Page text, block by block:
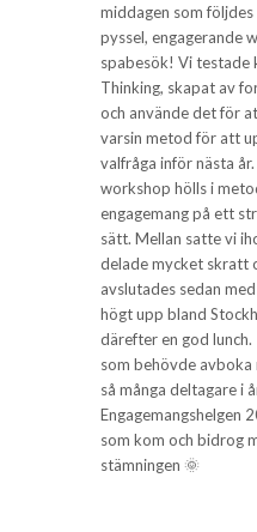
middagen som
pyssel, engagerande
spabesök! Vi testade
Thinking, skapat av
och använde det för
varsin metod för att
valfråga inför nästa
workshop hölls i
engagemang på ett
sätt. Mellan satte vi
delade mycket skratt
avslutades sedan
högt upp bland
därefter en god
som behövde avboka
så många deltagare i
Engagemangshelgen
som kom och bidrog
stämningen 🌞